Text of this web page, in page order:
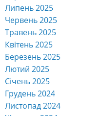
Жовтень 2022
Вересень 2022
Серпень 2022
Липень 2022
Червень 2022
Травень 2022
Квітень 2022
Березень 2022
Лютий 2022